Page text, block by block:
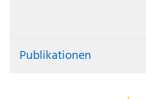
Publikationen